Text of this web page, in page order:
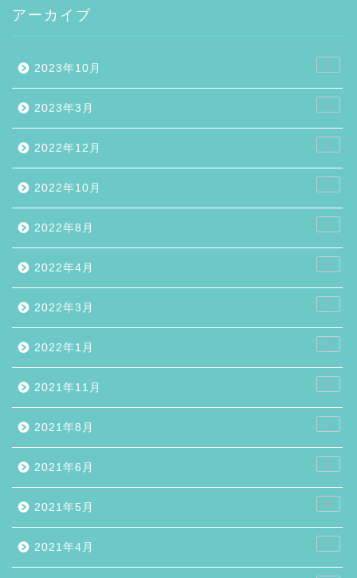
アーカイブ
2023年10月 1
2023年3月 11
2022年12月 4
2022年10月 3
2022年8月 4
2022年4月 2
2022年3月 3
2022年1月 2
2021年11月 2
2021年8月 2
2021年6月 5
2021年5月 10
2021年4月 7